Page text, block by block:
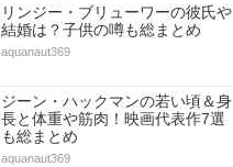
リンジー・ブリューワーの彼氏や
結婚は？子供の噂も総まとめ
aquanaut369
ジーン・ハックマンの若い頃＆身
長と体重や筋肉！映画代表作7選
も総まとめ
aquanaut369